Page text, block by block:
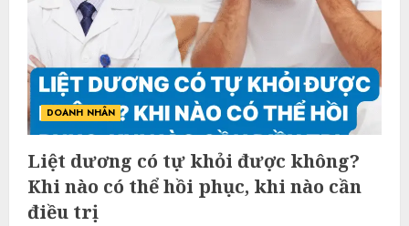
DOANH NHÂN
Liệt dương có tự khỏi được không?
Khi nào có thể hồi phục, khi nào cần
điều trị